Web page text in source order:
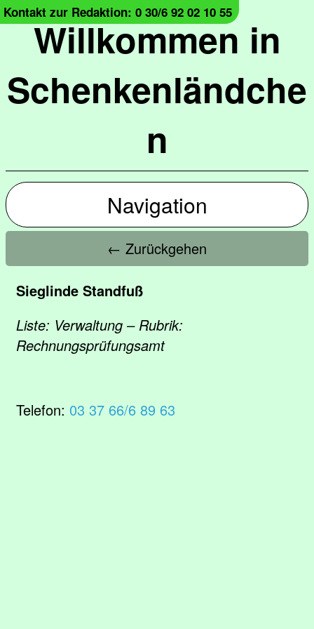
Willkommen in
Schenkenländche
n
Kontakt zur Redaktion: 0 30/6 92 02 10 55
Navigation
← Zurückgehen
Sieglinde Standfuß
Liste: Verwaltung – Rubrik:
Rechnungsprüfungsamt
Telefon: 03 37 66/6 89 63